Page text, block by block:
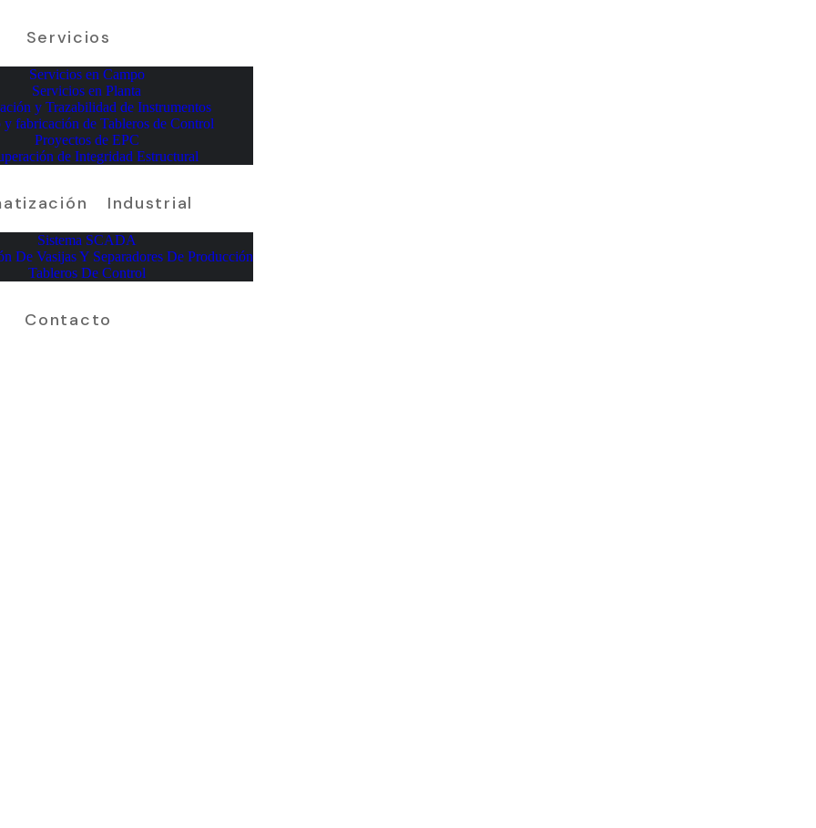
Servicios
Servicios en Campo
Servicios en Planta
y Trazabilidad de Instrumentos
y fabricación de Tableros de Control
Proyectos de EPC
de Integridad Estructural
Industrial
Sistema SCADA
De Vasijas Y Separadores De Producción
Tableros De Control
Contacto